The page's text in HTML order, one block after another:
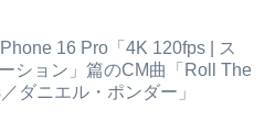
16 Pro「4K 120fps | ス
ション」篇のCM曲「Roll The
ダニエル・ポンダー」